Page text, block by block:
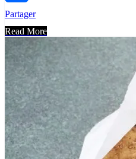
Partager
Read More